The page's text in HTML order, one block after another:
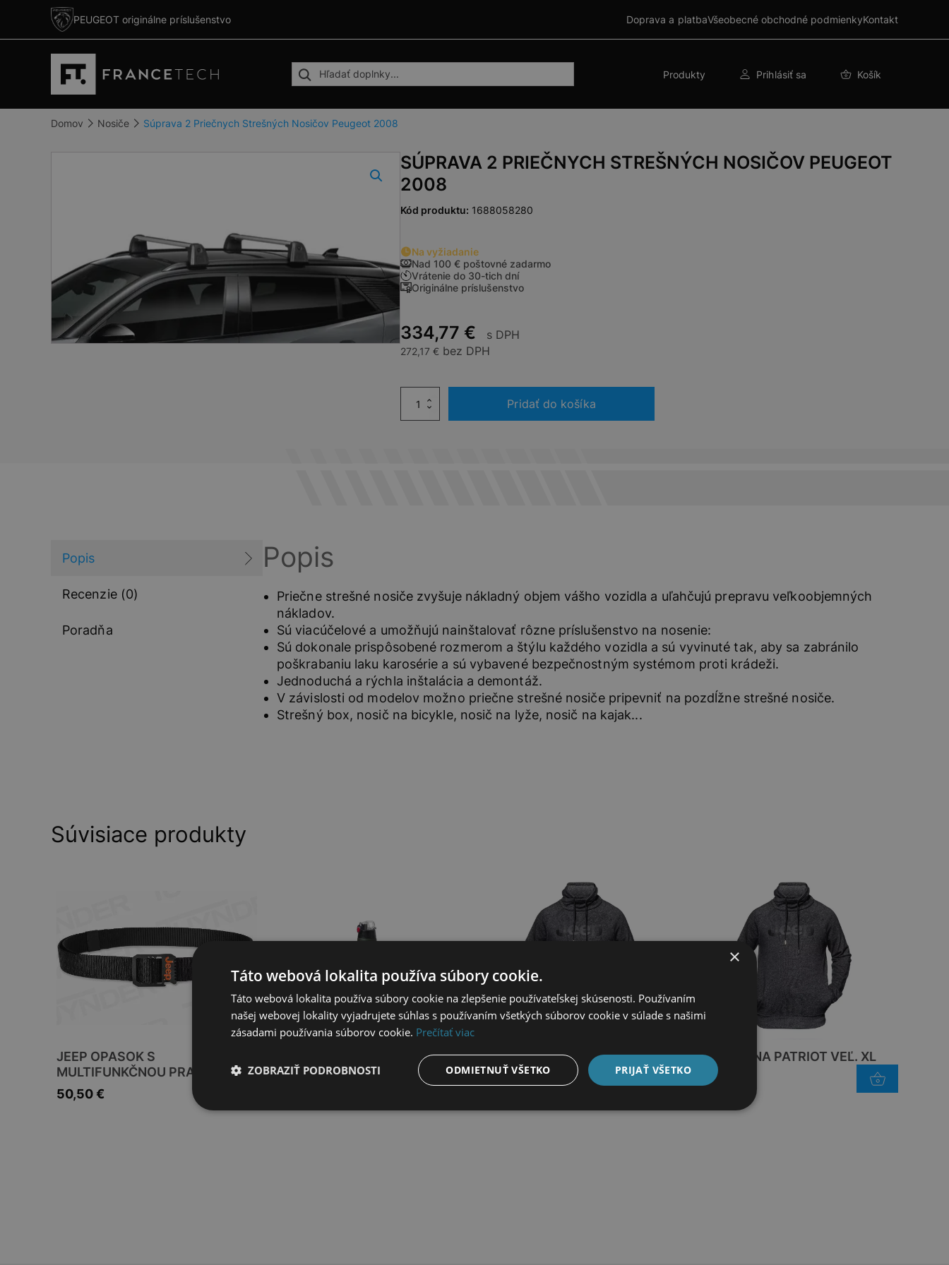
PEUGEOT originálne príslušenstvo Doprava a platbaVšeobecné obchodné podmienkyKontakt
Produkty Prihlásiť sa Košík
Domov Nosiče Súprava 2 Priečnych Strešných Nosičov Peugeot 2008
SÚPRAVA 2 PRIEČNYCH STREŠNÝCH NOSIČOV PEUGEOT
2008
Kód produktu: 1688058280
Na vyžiadanie
Nad 100 € poštovné zadarmo
Vrátenie do 30-tich dní
Originálne príslušenstvo
334,77 € s DPH
272,17 € bez DPH
množstvo
Súprava
Pridať do košíka
Popis
Recenzie (0)
Poradňa
Popis
Priečne strešné nosiče zvyšuje nákladný objem vášho vozidla a uľahčujú prepravu veľkoobjemných
nákladov.
Sú viacúčelové a umožňujú nainštalovať rôzne príslušenstvo na nosenie:
Sú dokonale prispôsobené rozmerom a štýlu každého vozidla a sú vyvinuté tak, aby sa zabránilo
poškrabaniu laku karosérie a sú vybavené bezpečnostným systémom proti krádeži.
Jednoduchá a rýchla inštalácia a demontáž.
V závislosti od modelov možno priečne strešné nosiče pripevniť na pozdĺžne strešné nosiče.
Strešný box, nosič na bicykle, nosič na lyže, nosič na kajak...
Súvisiace produkty
JEEP OPASOK S
MULTIFUNKČNOU PRACKOU
50,50€
JEEP FLAŠA KHAKI 450ML
58,95 €
JEEP MIKINA PATRIOT VEĽ. XXL
129,95€
JEEP MIKINA PATRIOT VEĽ. XL
129,95
×
Táto webová lokalita používa súbory cookie.
Táto webová lokalita používa súbory cookie na zlepšenie používateľskej skúsenosti. Používaním
našej webovej lokality vyjadrujete súhlas s používaním všetkých súborov cookie v súlade s našimi
zásadami používania súborov cookie. Prečítať viac
PRIJAŤ VŠETKO
ODMIETNUŤ VŠETKO
ZOBRAZIŤ PODROBNOSTI